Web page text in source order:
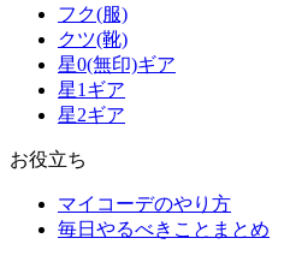
フク(服)
クツ(靴)
星0(無印)ギア
星1ギア
星2ギア
お役立ち
マイコーデのやり方
毎日やるべきことまとめ